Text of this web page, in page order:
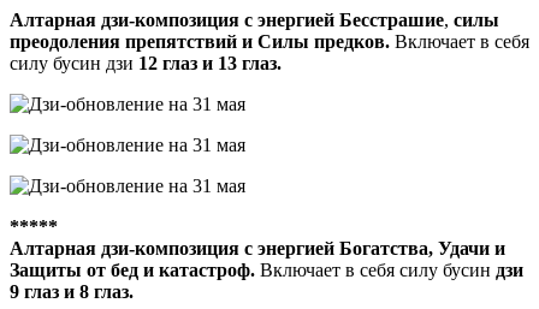
Алтарная дзи-композиция с энергией Бесстрашие, силы
преодоления препятствий и Силы предков. Включает в себя
силу бусин дзи 12 глаз и 13 глаз.
*****
Алтарная дзи-композиция с энергией Богатства, Удачи и
Защиты от бед и катастроф. Включает в себя силу бусин дзи
9 глаз и 8 глаз.